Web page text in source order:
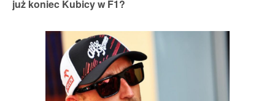
już koniec Kubicy w F1?